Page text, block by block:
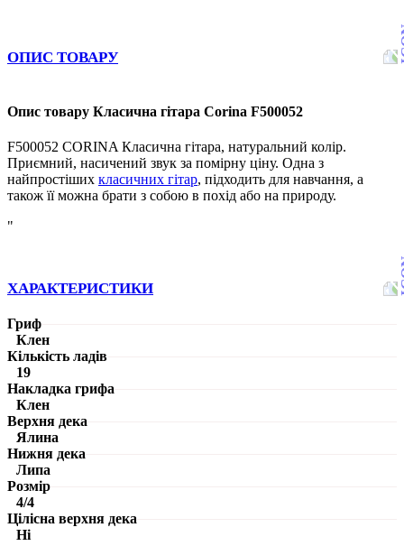
ОПИС ТОВАРУ
Опис товару Класична гітара Corina F500052
F500052 CORINA Класична гітара, натуральний колір.
Приємний, насичений звук за помірну ціну. Одна з
найпростіших класичних гітар, підходить для навчання, а
також її можна брати з собою в похід або на природу.
"
ХАРАКТЕРИСТИКИ
Гриф
Клен
Кількість ладів
19
Накладка грифа
Клен
Верхня дека
Ялина
Нижня дека
Липа
Розмір
4/4
Цілісна верхня дека
Ні